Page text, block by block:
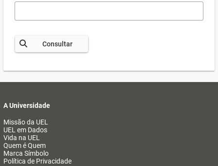
Consultar
A Universidade
Missão da UEL
UEL em Dados
Vida na UEL
Quem é Quem
Marca Símbolo
Política de Privacidade